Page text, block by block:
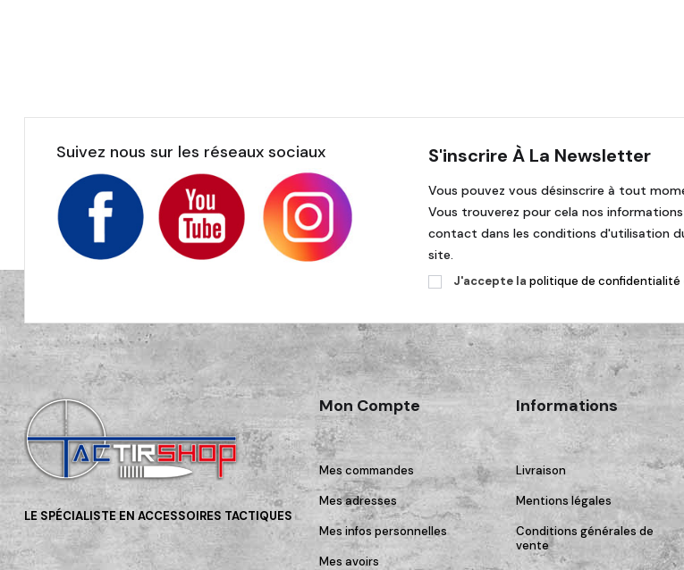
Suivez nous sur les réseaux sociaux S'inscrire À La Newsletter
Vous pouvez vous désinscrire à tout
Vous trouverez pour cela nos
contact dans les conditions d'utilisation
site.
J'accepte la politique de confidentialité
LE SPÉCIALISTE EN ACCESSOIRES TACTIQUES
Mon Compte
Mes commandes
Mes adresses
Mes infos personnelles
Mes avoirs
Informations
Livraison
Mentions légales
Conditions générales de
vente